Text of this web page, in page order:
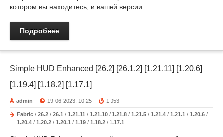
котором вы находитесь, и вашей версии
Подробнее
Simple HUD Enhanced [26.2] [26.1.2] [1.21.11] [1.20.6]
[1.19.4] [1.18.2] [1.17.1]
admin 19-06-2023, 10:25 1 053
Fabric / 26.2 / 26.1 / 1.21.11 / 1.21.10 / 1.21.8 / 1.21.5 / 1.21.4 / 1.21.1 / 1.20.6 /
1.20.4 / 1.20.2 / 1.20.1 / 1.19 / 1.18.2 / 1.17.1